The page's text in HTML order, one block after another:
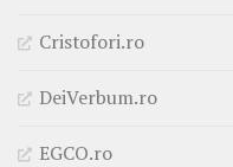
Cristofori.ro
DeiVerbum.ro
EGCO.ro